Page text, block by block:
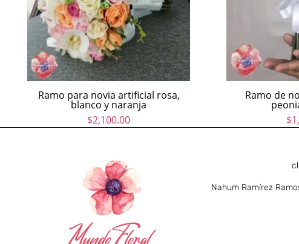
Ramo para novia artificial rosa,
blanco y naranja
$2,100.00
Ramo de
$
Nahum Ramírez